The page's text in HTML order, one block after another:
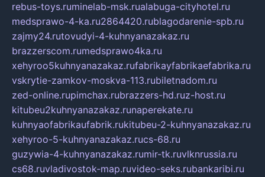
rebus-toys.ruminelab-msk.rualabuga-cityhotel.ru
medsprawo-4-ka.ru2864420.rublagodarenie-spb.ru
zajmy24.rutovudyi-4-kuhnyanazakaz.ru
brazzerscom.rumedsprawo4ka.ru
xehyroo5kuhnyanazakaz.rufabrikayfabrikaefabrika.ru
vskrytie-zamkov-moskva-113.rubiletnadom.ru
zed-online.rupimchax.rubrazzers-hd.ruz-host.ru
kitubeu2kuhnyanazakaz.runaperekate.ru
kuhnyaofabrikaufabrik.rukitubeu-2-kuhnyanazakaz.ru
xehyroo-5-kuhnyanazakaz.rucs-68.ru
guzywia-4-kuhnyanazakaz.rumir-tk.ruvlknrussia.ru
cs68.ruvladivostok-map.ruvideo-seks.rubankaribi.ru